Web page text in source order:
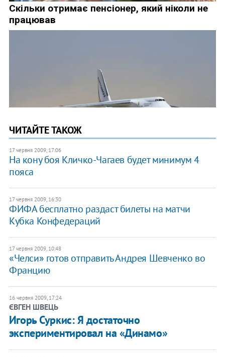
ЧИТАЙТЕ ТАКОЖ
17 червня 2009, 17:06
На кону боя Кличко-Чагаев будет минимум 4
пояса
17 червня 2009, 16:30
ФИФА бесплатно раздаст билеты на матчи
Кубка Конфедераций
17 червня 2009, 10:48
«Челси» готов отправить Андрея Шевченко во
Францию
16 червня 2009, 17:24
ЄВГЕН ШВЕЦЬ
Игорь Суркис: Я достаточно
экспериментировал на «Динамо»